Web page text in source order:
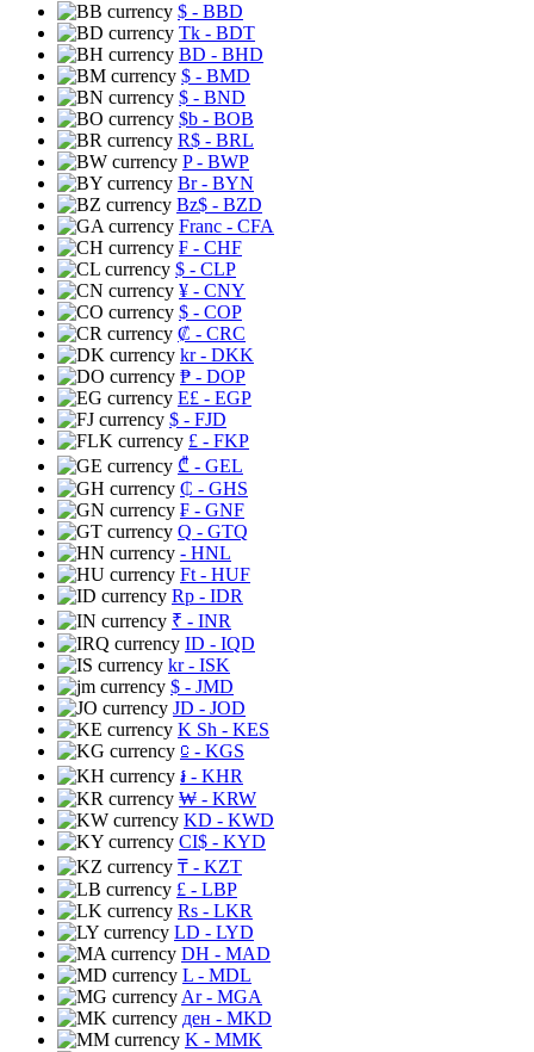
$ - BBD
Tk - BDT
BD - BHD
$ - BMD
$ - BND
$b - BOB
R$ - BRL
P- BWP
Br- BYN
Bz$ - BZD
Franc - CFA
₣ - CHF
$ - CLP
¥ - CNY
$ - COP
₡ - CRC
kr- DKK
₱ - DOP
E£ - EGP
$ - FJD
£ - FKP
₾ - GEL
₵ - GHS
₣ - GNF
Q - GTQ
- HNL
Ft - HUF
Rp - IDR
₹ - INR
ID - IQD
kr- ISK
$ - JMD
JD - JOD
K Sh - KES
⃀ - KGS
៛ - KHR
₩ - KRW
KD - KWD
CI$ - KYD
₸ - KZT
£ - LBP
Rs - LKR
LD - LYD
DH - MAD
L - MDL
Ar- MGA
ден - MKD
K - MMK